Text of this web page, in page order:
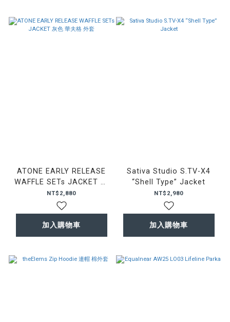
ATONE EARLY RELEASE
WAFFLE SETs JACKET 灰
色 華夫格 外套
NT$2,880
加入購物車
Sativa Studio S.TV-X4
“Shell Type” Jacket
NT$2,980
加入購物車